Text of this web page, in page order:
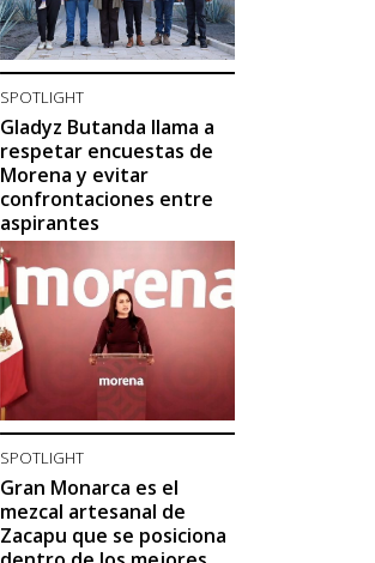
SPOTLIGHT
Gladyz Butanda llama a
respetar encuestas de
Morena y evitar
confrontaciones entre
aspirantes
SPOTLIGHT
Gran Monarca es el
mezcal artesanal de
Zacapu que se posiciona